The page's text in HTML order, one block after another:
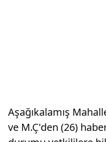
Aşağıkalamış
ve M.Ç'den (26)